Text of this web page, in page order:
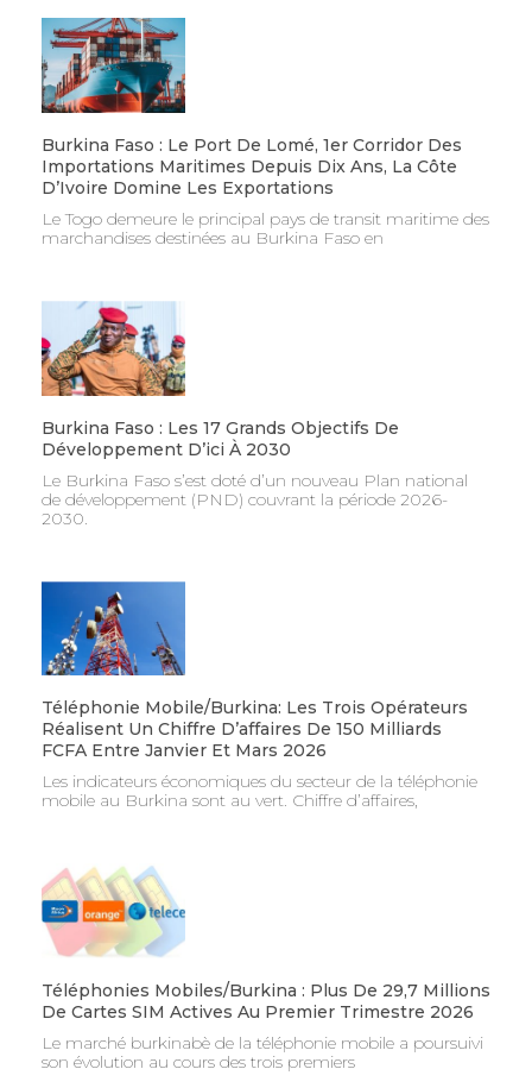
Burkina Faso : Le Port De Lomé, 1er Corridor Des
Importations Maritimes Depuis Dix Ans, La Côte
D’Ivoire Domine Les Exportations
Le Togo demeure le principal pays de transit maritime des
marchandises destinées au Burkina Faso en
Burkina Faso : Les 17 Grands Objectifs De
Développement D’ici À 2030
Le Burkina Faso s’est doté d’un nouveau Plan national
de développement (PND) couvrant la période 2026-
2030.
Téléphonie Mobile/Burkina: Les Trois Opérateurs
Réalisent Un Chiffre D’affaires De 150 Milliards
FCFA Entre Janvier Et Mars 2026
Les indicateurs économiques du secteur de la téléphonie
mobile au Burkina sont au vert. Chiffre d’affaires,
Téléphonies Mobiles/Burkina : Plus De 29,7 Millions
De Cartes SIM Actives Au Premier Trimestre 2026
Le marché burkinabè de la téléphonie mobile a poursuivi
son évolution au cours des trois premiers